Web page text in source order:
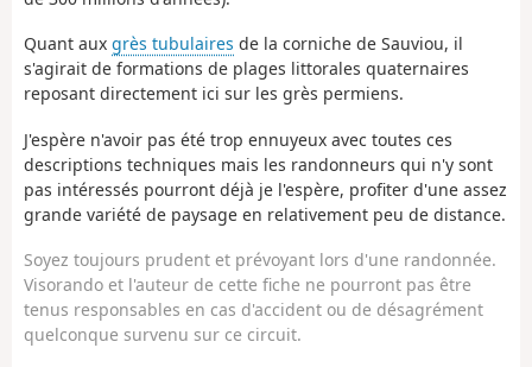
Quant aux grès tubulaires de la corniche de Sauviou, il
s'agirait de formations de plages littorales quaternaires
reposant directement ici sur les grès permiens.
J'espère n'avoir pas été trop ennuyeux avec toutes ces
descriptions techniques mais les randonneurs qui n'y sont
pas intéressés pourront déjà je l'espère, profiter d'une assez
grande variété de paysage en relativement peu de distance.
Soyez toujours prudent et prévoyant lors d'une randonnée.
Visorando et l'auteur de cette fiche ne pourront pas être
tenus responsables en cas d'accident ou de désagrément
quelconque survenu sur ce circuit.